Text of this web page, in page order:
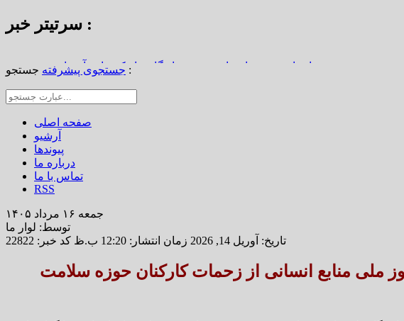
سرتیتر خبر :
استاد محمد نواب‌زاده، چهره ماندگار دیار کریمان، آسمانی شد
شدن بخش بزرگی از املاک/ ضرورت تجدیدنظر در ضوابط احراز تصرفات مالکانه
در بزرگ‌ترین خانه خشتی جهان / سوگواره ملی چشمه‌سار در رفسنجان
جستجوی پیشرفته جستجو :
صفحه اصلی
آرشیو
پیوندها
درباره ما
تماس با ما
RSS
جمعه ۱۶ مرداد ۱۴۰۵
توسط: لوار ما
تاریخ: آوریل 14, 2026 زمان انتشار: 12:20 ب.ظ
کد خبر: 22822
ملی منابع انسانی از زحمات کارکنان حوزه سلامت